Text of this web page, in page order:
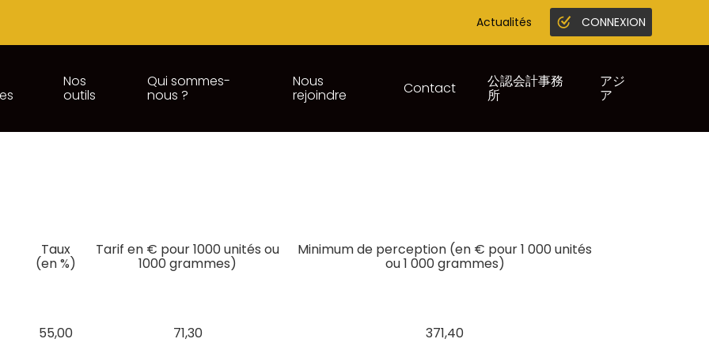
Actualités CONNEXION
Nos
outils
Qui sommes-
nous ?
Nous
rejoindre Contact 公認会計事務
所
アジ
ア
DU TABAC – 2024
Taux
(en %)
Tarif en € pour 1000 unités ou
1000 grammes)
Minimum de perception (en € pour 1 000 unités
ou 1 000 grammes)
55,00 71,30 371,40